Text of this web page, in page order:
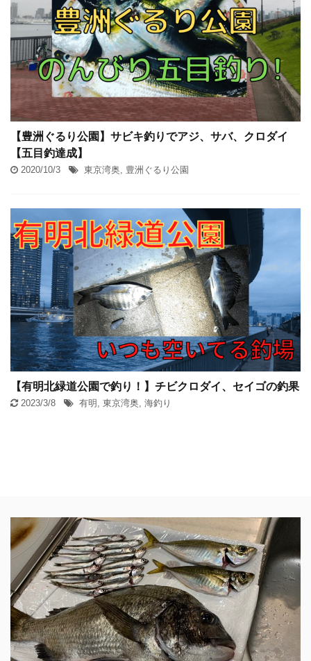
【豊洲ぐるり公園】サビキ釣りでアジ、サバ、クロダイ
【五目釣達成】
2020/10/3 東京湾奥, 豊洲ぐるり公園
【有明北緑道公園で釣り！】チビクロダイ、セイゴの釣果
2023/3/8 有明 , 東京湾奥, 海釣り